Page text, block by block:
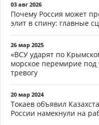
03 авг 2026
Почему Россия может
элит в спину: главные
26 мар 2025
«ВСУ ударят по
морское перемирие
тревогу
20 мар 2024
Токаев объявил
России намекнули на